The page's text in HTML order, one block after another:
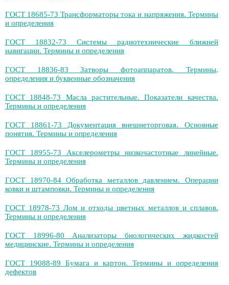
ГОСТ 18685-73 Трансформаторы тока и напряжения. Термины
и определения
ГОСТ 18832-73 Системы радиотехнические ближней
навигации. Термины и определения
ГОСТ 18836-83 Затворы фотоаппаратов. Термины,
определения и буквенные обозначения
ГОСТ 18848-73 Масла растительные. Показатели качества.
Термины и определения
ГОСТ 18861-73 Документация внешнеторговая. Основные
понятия. Термины и определения
ГОСТ 18955-73 Акселерометры низкочастотные линейные.
Термины и определения
ГОСТ 18970-84 Обработка металлов давлением. Операции
ковки и штамповки. Термины и определения
ГОСТ 18978-73 Лом и отходы цветных металлов и сплавов.
Термины и определения
ГОСТ 18996-80 Анализаторы биологических жидкостей
медицинские. Термины и определения
ГОСТ 19088-89 Бумага и картон. Термины и определения
дефектов